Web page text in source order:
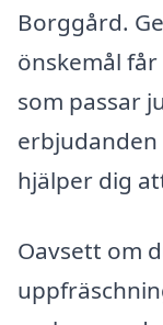
Borggård.
önskemål
som passar
hjälper dig
Oavsett om